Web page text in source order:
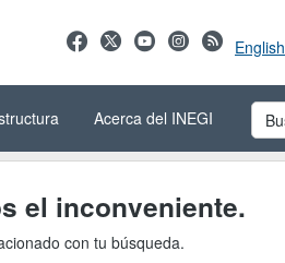
English
Acerca del INEGI
el inconveniente.
con tu búsqueda.